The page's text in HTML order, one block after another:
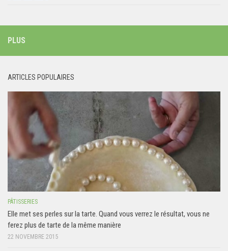
PLUS
ARTICLES POPULAIRES
PÂTISSERIES
Elle met ses perles sur la tarte. Quand vous verrez le résultat, vous ne
ferez plus de tarte de la même manière
22 NOVEMBRE 2015